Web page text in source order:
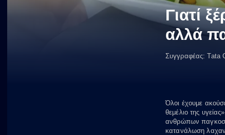
Γιατί
αλλά
Συγγραφέας: Tata
Όλοι έχουμε
θεμέλιο της
ανθρώπων
κατανάλωση